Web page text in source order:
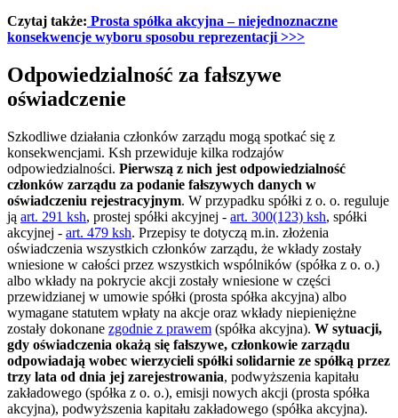
Czytaj także: Prosta spółka akcyjna – niejednoznaczne
konsekwencje wyboru sposobu reprezentacji >>>
Odpowiedzialność za fałszywe
oświadczenie
Szkodliwe działania członków zarządu mogą spotkać się z
konsekwencjami. Ksh przewiduje kilka rodzajów
odpowiedzialności. Pierwszą z nich jest odpowiedzialność
członków zarządu za podanie fałszywych danych w
oświadczeniu rejestracyjnym. W przypadku spółki z o. o. reguluje
ją art. 291 ksh, prostej spółki akcyjnej - art. 300(123) ksh, spółki
akcyjnej - art. 479 ksh. Przepisy te dotyczą m.in. złożenia
oświadczenia wszystkich członków zarządu, że wkłady zostały
wniesione w całości przez wszystkich wspólników (spółka z o. o.)
albo wkłady na pokrycie akcji zostały wniesione w części
przewidzianej w umowie spółki (prosta spółka akcyjna) albo
wymagane statutem wpłaty na akcje oraz wkłady niepieniężne
zostały dokonane zgodnie z prawem (spółka akcyjna). W sytuacji,
gdy oświadczenia okażą się fałszywe, członkowie zarządu
odpowiadają wobec wierzycieli spółki solidarnie ze spółką przez
trzy lata od dnia jej zarejestrowania, podwyższenia kapitału
zakładowego (spółka z o. o.), emisji nowych akcji (prosta spółka
akcyjna), podwyższenia kapitału zakładowego (spółka akcyjna).